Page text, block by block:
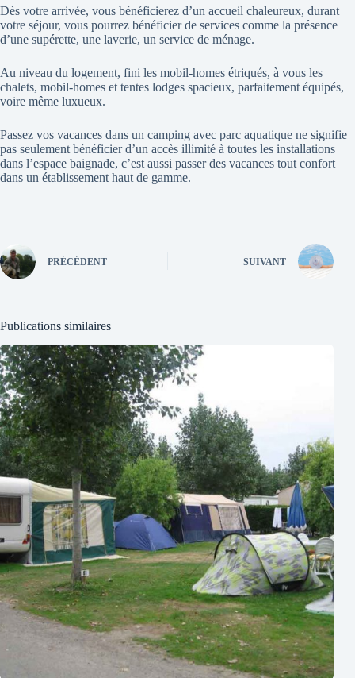
Dès votre arrivée, vous bénéficierez d’un accueil chaleureux, durant
votre séjour, vous pourrez bénéficier de services comme la présence
d’une supérette, une laverie, un service de ménage.
Au niveau du logement, fini les mobil-homes étriqués, à vous les
chalets, mobil-homes et tentes lodges spacieux, parfaitement équipés,
voire même luxueux.
Passez vos vacances dans un camping avec parc aquatique ne signifie
pas seulement bénéficier d’un accès illimité à toutes les installations
dans l’espace baignade, c’est aussi passer des vacances tout confort
dans un établissement haut de gamme.
PRÉCÉDENT SUIVANT
Publications similaires